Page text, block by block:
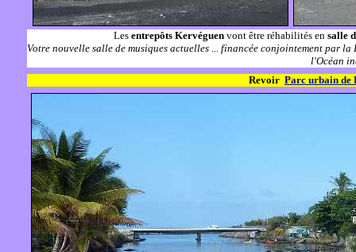
Lesentrepôts Kervéguen vont être réhabilités ensalle
Votre nouvelle salle de musiques actuelles ... financée conjointement par
l'Océan
Revoir Parc urbain de